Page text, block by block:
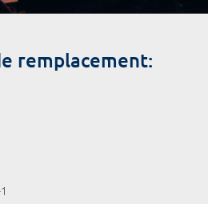
remplacement: